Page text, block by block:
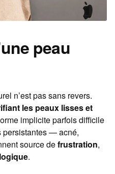
peau
n’est pas sans revers.
les peaux lisses et
implicite parfois difficile
persistantes — acné,
source defrustration,
.